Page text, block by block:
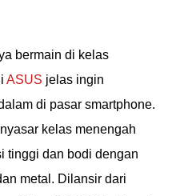
bermain di kelas
ASUS jelas ingin
di pasar smartphone.
kelas menengah
tinggi dan bodi dengan
metal. Dilansir dari